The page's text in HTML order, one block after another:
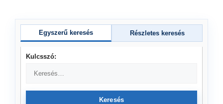
Egyszerű keresés Részletes keresés
Kulcsszó:
Keresés